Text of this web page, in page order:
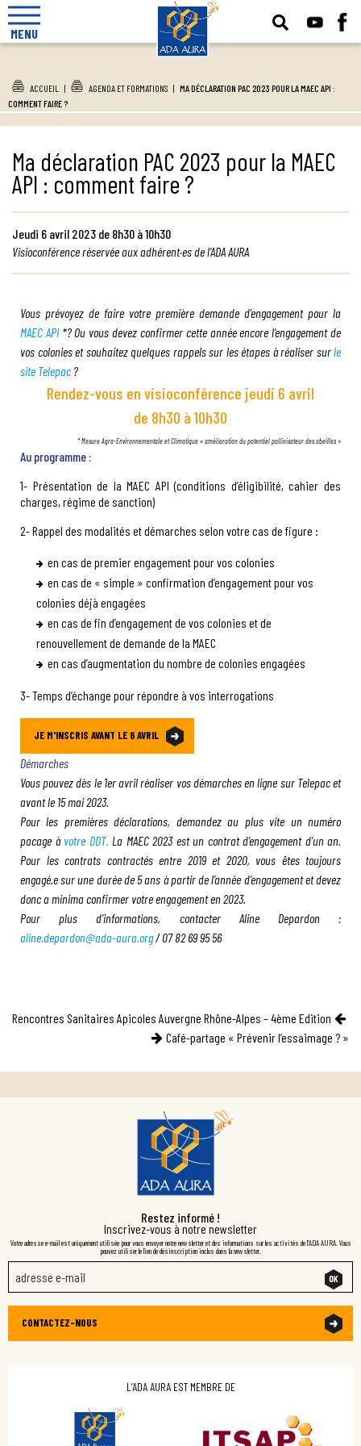
MENU
ACCUEIL | AGENDA ET FORMATIONS | MA DÉCLARATION PAC 2023 POUR LA MAEC API :
COMMENT FAIRE ?
Ma déclaration PAC 2023 pour la MAEC
API : comment faire ?
Jeudi 6 avril 2023 de 8h30 à 10h30
Visioconférence réservée aux adhérent·es de l’ADA AURA
Vous prévoyez de faire votre première demande d’engagement pour la
MAEC API*? Ou vous devez confirmer cette année encore l’engagement de
vos colonies et souhaitez quelques rappels sur les étapes à réaliser surle
site Telepac ?
Rendez-vous en visioconférence jeudi 6 avril
de 8h30 à 10h30
* Mesure Agro-Environnementale et Climatique « amélioration du potentiel pollinisateur des abeilles »
Au programme :
1- Présentation de la MAEC API (conditions d’éligibilité, cahier des
charges, régime de sanction)
2- Rappel des modalités et démarches selon votre cas de figure :
en cas de premier engagement pour vos colonies
en cas de « simple » confirmation d’engagement pour vos
colonies déjà engagées
en cas de fin d’engagement de vos colonies et de
renouvellement de demande de la MAEC
en cas d’augmentation du nombre de colonies engagées
3- Temps d’échange pour répondre à vos interrogations
JE M'INSCRIS AVANT LE 6 AVRIL
Démarches
Vous pouvez dès le 1er avril réaliser vos démarches en ligne sur Telepac et
avant le 15 mai 2023.
Pour les premières déclarations, demandez au plus vite un numéro
pacage à votre DDT. La MAEC 2023 est un contrat d’engagement d’un an.
Pour les contrats contractés entre 2019 et 2020, vous êtes toujours
engagé.e sur une durée de 5 ans à partir de l’année d’engagement et devez
donc a minima confirmer votre engagement en 2023.
Pour plus d’informations, contacter Aline Depardon :
aline.depardon@ada-aura.org/ 07 82 69 95 56
Navigation
l’article
Rencontres Sanitaires Apicoles Auvergne Rhône-Alpes – 4ème Edition
Café-partage « Prévenir l’essaimage ? »
Restez informé !
Inscrivez-vous à notre newsletter
Votre adresse e-mail est uniquement utilisée pour vous envoyer notre newsletter et des informations sur les activités de l'ADA AURA. Vous
pouvez utiliser le lien de désinscription inclus dans la newsletter.
CONTACTEZ-NOUS
L’ADA AURA EST MEMBRE DE